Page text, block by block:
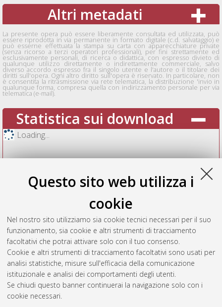
Questo sito web utilizza i
cookie
Nel nostro sito utilizziamo sia cookie tecnici necessari per il suo
funzionamento, sia cookie e altri strumenti di tracciamento
facoltativi che potrai attivare solo con il tuo consenso.
Cookie e altri strumenti di tracciamento facoltativi sono usati per
analisi statistiche, misure sull'efficacia della comunicazione
istituzionale e analisi dei comportamenti degli utenti.
Se chiudi questo banner continuerai la navigazione solo con i
cookie necessari.
Altri metadati
La presente opera può essere liberamente consultata ed utilizzata, può
essere riprodotta in via permanente in formato digitale (c.d. salvataggio) e
può esserne effettuata la stampa su carta con apparecchiature private
(senza ricorso a terzi operatori professionali), per fini strettamente ed
esclusivamente personali, di ricerca o didattica, con espresso divieto di
qualunque utilizzo direttamente o indirettamente commerciale, salvo
diverso accordo espresso fra il singolo utente e l'autore o il titolare dei
diritti sull'opera. Ogni altro diritto sull'opera è riservato. In particolare, non
è consentita la ritrasmissione via rete telematica, la distribuzione 'invio in
qualunque forma, compresa quella con indirizzamento personale per via
telematica (e-mail).
Statistica sui download
Loading...
Vedi altre statistiche
Gestione del documento: